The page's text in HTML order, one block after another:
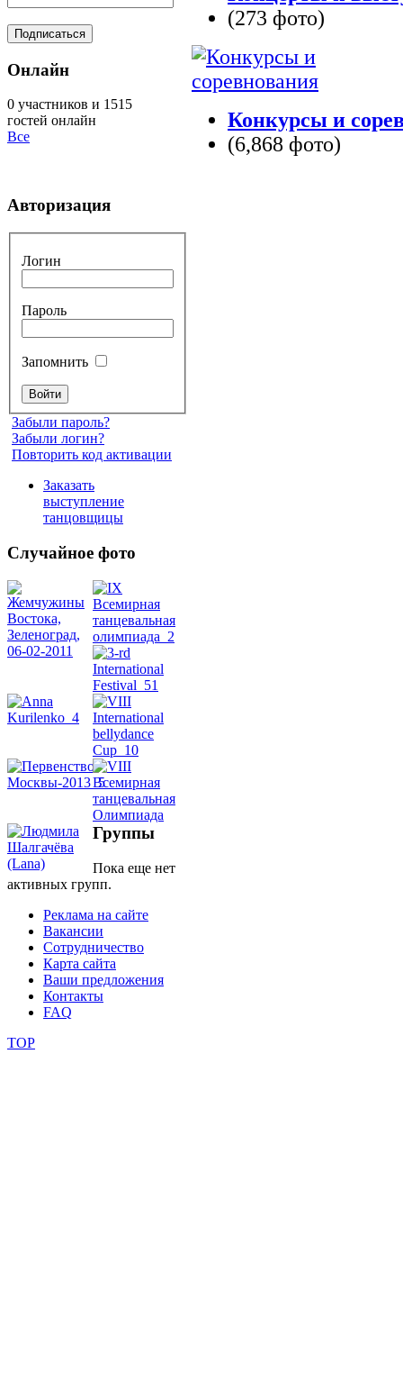
(273 фото)
Конкурсы и
(6,868 фото)
Онлайн
0 участников и 1515
гостей онлайн
Все
Авторизация
Логин
Пароль
Запомнить
Забыли пароль?
Забыли логин?
Повторить код активации
Заказать
выступление
танцовщицы
Случайное фото
Группы
Пока еще нет
активных групп.
Реклама на сайте
Вакансии
Сотрудничество
Карта сайта
Ваши предложения
Контакты
FAQ
TOP